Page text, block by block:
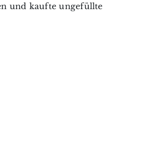
und kaufte ungefüllte